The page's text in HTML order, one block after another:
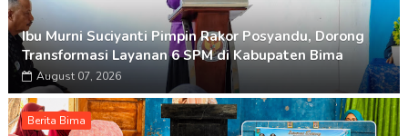
Ibu Murni Suciyanti Pimpin Rakor Posyandu, Dorong
Transformasi Layanan 6 SPM di Kabupaten Bima
August 07, 2026
Berita Bima